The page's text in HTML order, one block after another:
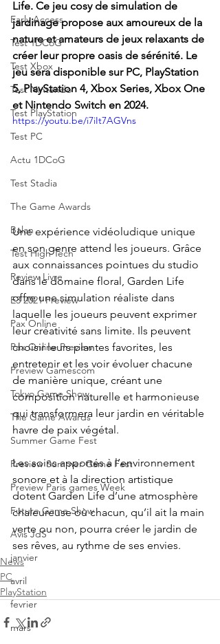
Early Access
Test 1DCoG
Test Xbox
Test Nintendo
Test PlayStation
Test PC
Actu 1DCoG
Test Stadia
The Game Awards
Balan
Test High Tech
Review Livre
E3 2021 Preview
Pax Online
Pax Online Preview
Preview Gamescom
Tokyo Game Show
The Game Awards
Summer Game Fest
Preview Summer Game Fest
Preview Paris games Week
Future Game Show
Avis JdS
janvier
avril
fevrier
mars
Life. Ce jeu cosy de simulation de
jardinage propose aux amoureux de la
nature et amateurs de jeux relaxants de
créer leur propre oasis de sérénité. Le
jeu sera disponible sur PC, PlayStation
5, PlayStation 4, Xbox Series, Xbox One
et Nintendo Switch en 2024.
https://youtu.be/i7iIt7AGVns
Une expérience vidéoludique unique
en son genre attend les joueurs. Grâce
aux connaissances pointues du studio
dans le domaine floral, Garden Life
offre une simulation réaliste dans
laquelle les joueurs peuvent exprimer
leur créativité sans limite. Ils peuvent
choisir leurs plantes favorites, les
entretenir et les voir évoluer chacune
de manière unique, créant une
composition naturelle et harmonieuse
qui transformera leur jardin en véritable
havre de paix végétal.
Les soins apportés à l’environnement
sonore et à la direction artistique
dotent Garden Life d’une atmosphère
chaleureuse où chacun, qu’il ait la main
verte ou non, pourra créer le jardin de
ses rêves, au rythme de ses envies.
News
PC
PlayStation